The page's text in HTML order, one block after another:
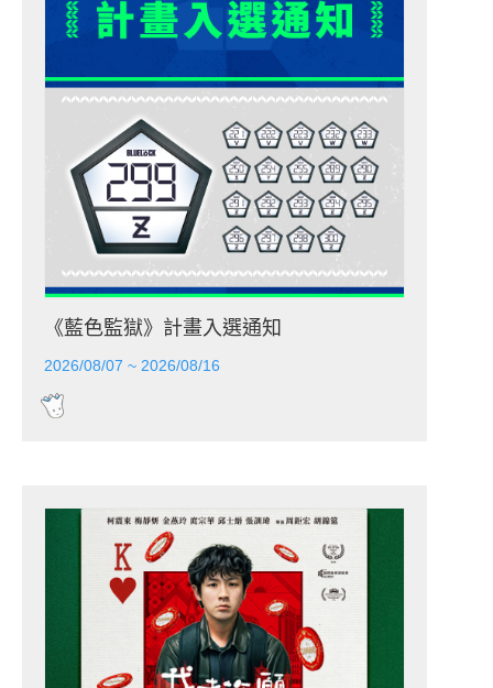
《藍色監獄》計畫入選通知
2026/08/07 ~ 2026/08/16